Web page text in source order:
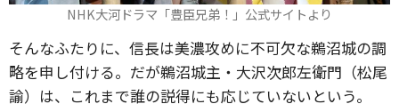
NHK大河ドラマ「豊臣兄弟！」公式サイトより
そんなふたりに、信長は美濃攻めに不可欠な鵜沼城の調
略を申し付ける。だが鵜沼城主・大沢次郎左衛門（松尾
諭）は、これまで誰の説得にも応じていないという。